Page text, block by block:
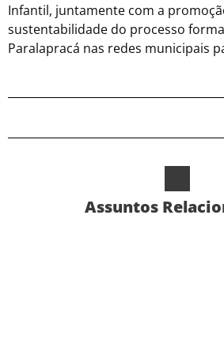
Infantil, juntamente com a
sustentabilidade do processo
Paralapracá nas redes municipais
Assuntos